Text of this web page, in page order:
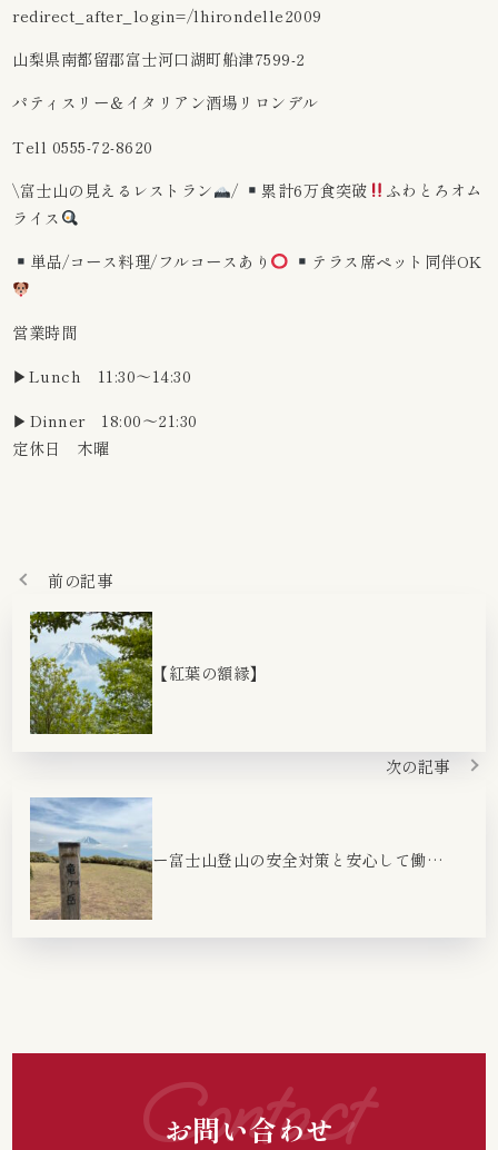
redirect_after_login=/lhirondelle2009
山梨県南都留郡富士河口湖町船津7599-2
パティスリー＆イタリアン酒場リロンデル
Tell 0555-72-8620
\富士山の見えるレストラン
/ 累計6万食突破
ふわとろオム
ライス
単品/コース料理/フルコースあり
テラス席ペット同伴OK
営業時間
▶︎Lunch 11:30〜14:30
▶︎Dinner 18:00〜21:30
定休日 木曜
前の記事
【紅葉の額縁】
次の記事
ー富士山登山の安全対策と安心して働ける環境づくりー
Contact
お問い合わせ